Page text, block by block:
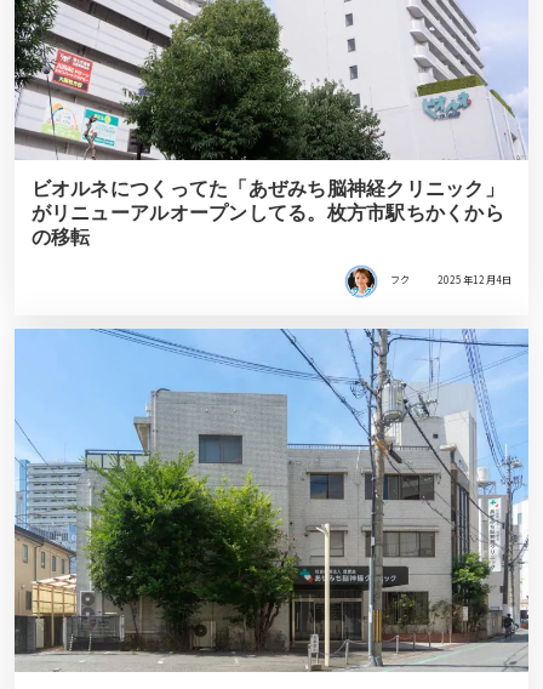
ビオルネにつくってた「あぜみち脳神経クリニック」
がリニューアルオープンしてる。枚方市駅ちかくから
の移転
フク 2025年12月4日